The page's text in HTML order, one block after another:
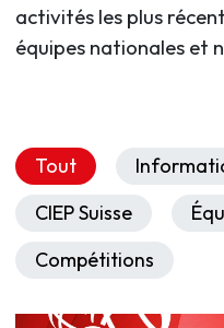
activités les plus
équipes nationales et
Tout
CIEP Suisse
Compétitions